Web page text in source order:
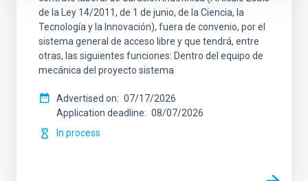
de la Ley 14/2011, de 1 de junio, de la Ciencia, la
Tecnología y la Innovación), fuera de convenio, por el
sistema general de acceso libre y que tendrá, entre
otras, las siguientes funciones: Dentro del equipo de
mecánica del proyecto sistema
Advertised on
07/17/2026
Application deadline
08/07/2026
In process